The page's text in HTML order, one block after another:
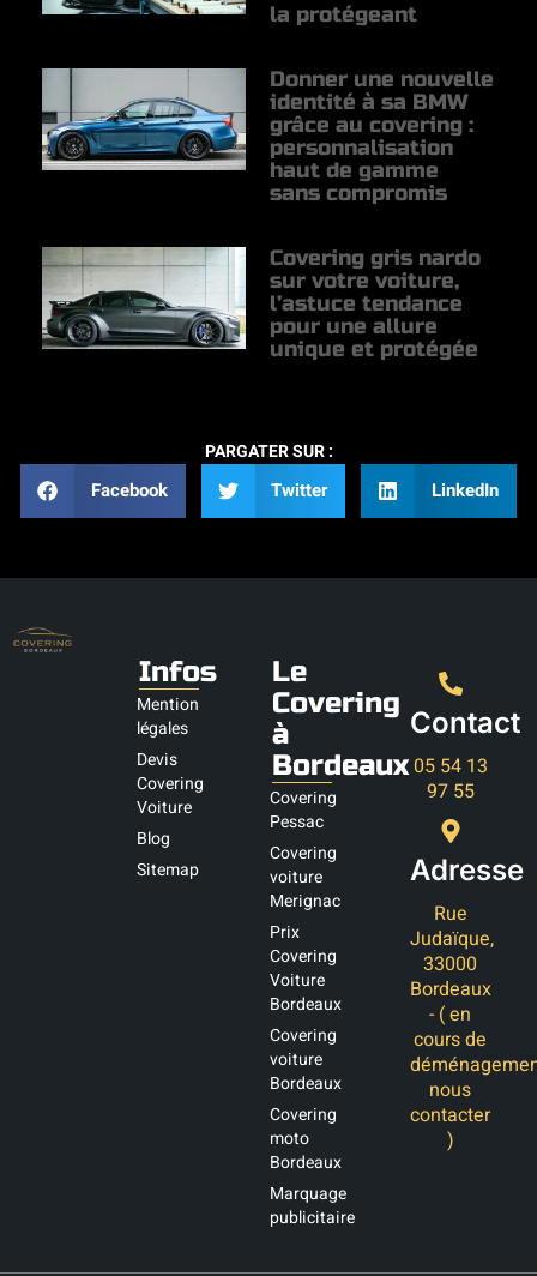
la protégeant
Donner une nouvelle
identité à sa BMW
grâce au covering :
personnalisation
haut de gamme
sans compromis
Covering gris nardo
sur votre voiture,
l’astuce tendance
pour une allure
unique et protégée
PARGATER SUR :
Facebook Twitter LinkedIn
Infos
Mention
légales
Devis
Covering
Voiture
Blog
Sitemap
Le
Covering
à
Bordeaux
Covering
Pessac
Covering
voiture
Merignac
Prix
Covering
Voiture
Bordeaux
Covering
voiture
Bordeaux
Covering
moto
Bordeaux
Marquage
publicitaire
Contact
05 54 13
97 55
Adresse
Rue
Judaïque,
33000
Bordeaux
- ( en
cours de
nous
contacter
)